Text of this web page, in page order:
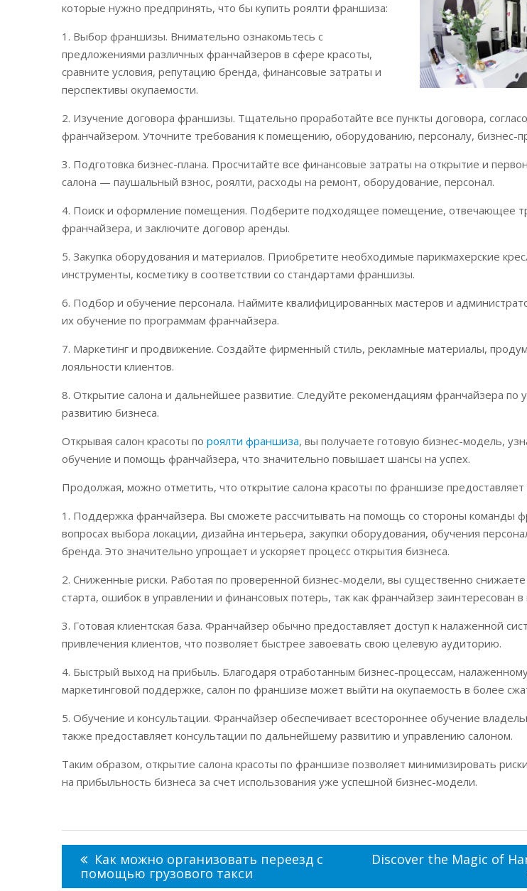
которые нужно предпринять, что бы купить роялти франшиза:
1. Выбор франшизы. Внимательно ознакомьтесь с
предложениями различных франчайзеров в сфере красоты,
сравните условия, репутацию бренда, финансовые затраты и
перспективы окупаемости.
2. Изучение договора франшизы. Тщательно проработайте все пункты договора,
франчайзером. Уточните требования к помещению, оборудованию, персоналу, бизнес-
3. Подготовка бизнес-плана. Просчитайте все финансовые затраты на открытие и
салона — паушальный взнос, роялти, расходы на ремонт, оборудование, персонал.
4. Поиск и оформление помещения. Подберите подходящее помещение, отвечающее
франчайзера, и заключите договор аренды.
5. Закупка оборудования и материалов. Приобретите необходимые парикмахерские
инструменты, косметику в соответствии со стандартами франшизы.
6. Подбор и обучение персонала. Наймите квалифицированных мастеров и
их обучение по программам франчайзера.
7. Маркетинг и продвижение. Создайте фирменный стиль, рекламные материалы,
лояльности клиентов.
8. Открытие салона и дальнейшее развитие. Следуйте рекомендациям франчайзера по
развитию бизнеса.
Открывая салон красоты по роялти франшиза, вы получаете готовую бизнес-модель,
обучение и помощь франчайзера, что значительно повышает шансы на успех.
Продолжая, можно отметить, что открытие салона красоты по франшизе
1. Поддержка франчайзера. Вы сможете рассчитывать на помощь со стороны команды
вопросах выбора локации, дизайна интерьера, закупки оборудования, обучения
бренда. Это значительно упрощает и ускоряет процесс открытия бизнеса.
2. Сниженные риски. Работая по проверенной бизнес-модели, вы существенно снижаете
старта, ошибок в управлении и финансовых потерь, так как франчайзер заинтересован
3. Готовая клиентская база. Франчайзер обычно предоставляет доступ к налаженной
привлечения клиентов, что позволяет быстрее завоевать свою целевую аудиторию.
4. Быстрый выход на прибыль. Благодаря отработанным бизнес-процессам,
маркетинговой поддержке, салон по франшизе может выйти на окупаемость в более
5. Обучение и консультации. Франчайзер обеспечивает всестороннее обучение
также предоставляет консультации по дальнейшему развитию и управлению салоном.
Таким образом, открытие салона красоты по франшизе позволяет минимизировать
на прибыльность бизнеса за счет использования уже успешной бизнес-модели.
Навигация
по
записям
Как можно организовать переезд с
помощью грузового такси
Discover the Magic of